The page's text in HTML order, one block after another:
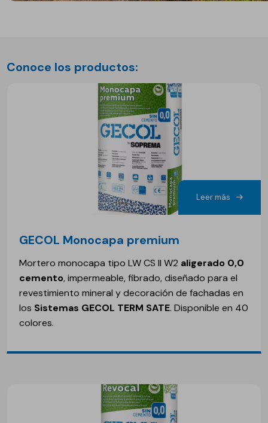
Conoce los productos:
Leer más
GECOL Monocapa premium
Mortero monocapa tipo LW CS II W2 aligerado 0,0
cemento, impermeable, fibrado, diseñado para el
revestimiento mineral y decoración de fachadas en
los Sistemas GECOL TERM SATE. Disponible en 40
colores.